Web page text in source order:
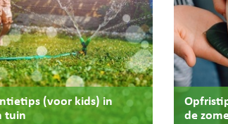
(voor kids) in
tuin
de